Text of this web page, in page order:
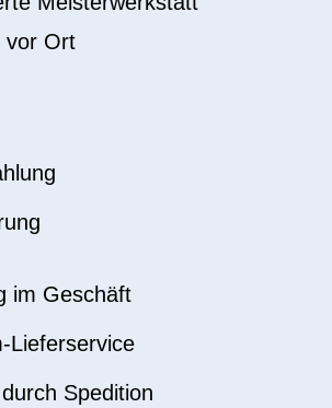
vor Ort
im Geschäft
Lieferservice
Spedition